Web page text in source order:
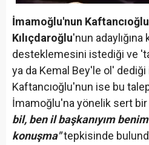
İmamoğlu'nun
Kılıçdaroğlu'nun adaylığına
desteklemesini istediği ve
ya da Kemal Bey'le ol'
Kaftancıoğlu'nun ise bu
İmamoğlu'na yönelik sert
bil, ben il başkanıyım
konuşma"tepkisinde